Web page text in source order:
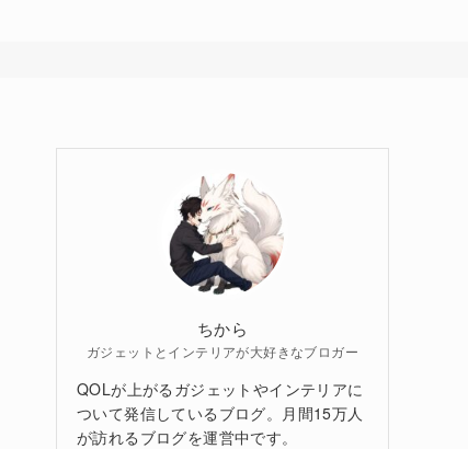
ちから
ガジェットとインテリアが大好きなブロガー
QOLが上がるガジェットやインテリアに
ついて発信しているブログ。月間15万人
が訪れるブログを運営中です。